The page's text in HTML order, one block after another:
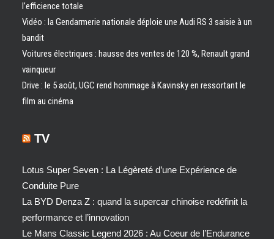
l’efficience totale
Vidéo : la Gendarmerie nationale déploie une Audi RS 3 saisie à un
bandit
Voitures électriques : hausse des ventes de 120 %, Renault grand
vainqueur
Drive : le 5 août, UGC rend hommage à Kavinsky en ressortant le
film au cinéma
TV
Lotus Super Seven : La Légèreté d’une Expérience de
Conduite Pure
La BYD Denza Z : quand la supercar chinoise redéfinit la
performance et l’innovation
Le Mans Classic Legend 2026 : Au Coeur de l’Endurance